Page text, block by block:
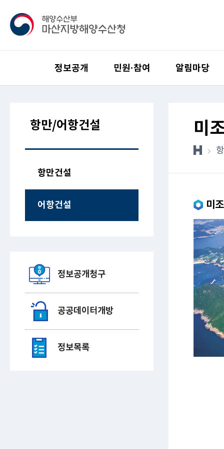
정보공개 민원·참여 알림마당
항만/어항건설
항만건설
어항건설
정보공개청구
공공데이터개방
정보목록
미
미